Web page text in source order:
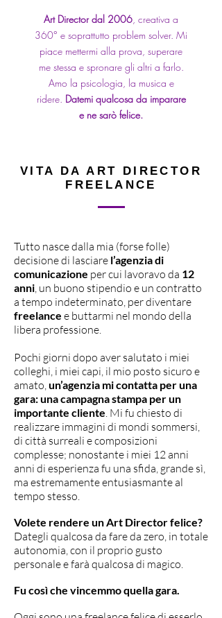
Art Director dal 2006, creativa a
360° e soprattutto problem solver. Mi
piace mettermi alla prova, superare
me stessa e spronare gli altri a farlo.
Amo la psicologia, la musica e
ridere. Datemi qualcosa da imparare
e ne sarò felice.
VITA DA ART DIRECTOR
FREELANCE
Tutto nasce dalla mia (forse folle)
decisione di lasciare l’agenzia di
comunicazione per cui lavoravo da 12
anni, un buono stipendio e un contratto
a tempo indeterminato, per diventare
freelance e buttarmi nel mondo della
libera professione.
Pochi giorni dopo aver salutato i miei
colleghi, i miei capi, il mio posto sicuro e
amato,un’agenzia mi contatta per una
gara: una campagna stampa per un
importante cliente. Mi fu chiesto di
realizzare immagini di mondi sommersi,
di città surreali e composizioni
complesse; nonostante i miei 12 anni
anni di esperienza fu una sfida, grande sì,
ma estremamente entusiasmante al
tempo stesso.
Volete rendere un Art Director felice?
Dategli qualcosa da fare da zero, in totale
autonomia, con il proprio gusto
personale e farà qualcosa di magico.
Fu così che vincemmo quella gara.